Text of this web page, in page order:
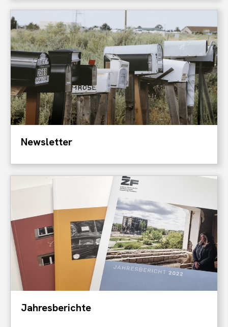
Newsletter
Jahresberichte